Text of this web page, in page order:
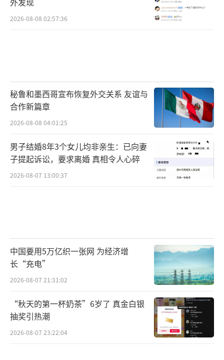
2026-08-08 02:57:36
秘鲁和墨西哥宣布恢复外交关系 友谊与
合作新篇章
2026-08-08 04:01:25
男子结婚8年3个女儿均非亲生：已向妻
子提起诉讼，要求离婚 真相令人心碎
2026-08-07 13:00:37
中国要用5万亿织一张网 为经济增
长“充电”
2026-08-07 21:31:02
“秋天的第一杯奶茶”6岁了 真金白银
抽奖引热潮
2026-08-07 23:22:04